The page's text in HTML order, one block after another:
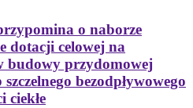
o naborze
dotacji celowej na
budowy przydomowej
bezodpływowego
ciekłe